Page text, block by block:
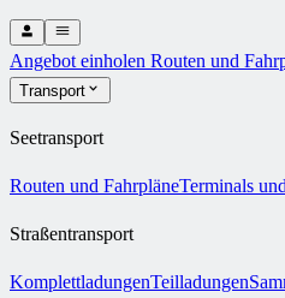
Angebot einholen Routen und
Transport
Seetransport
Routen und FahrpläneTerminals
Straßentransport
KomplettladungenTeilladungen